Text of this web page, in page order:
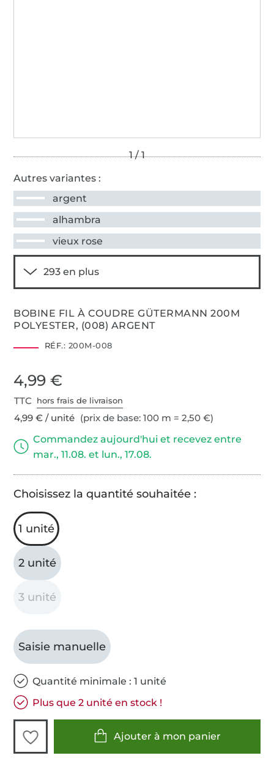
Autres variantes :
argent
alhambra
vieux rose
BOBINE FIL À COUDRE GÜTERMANN 200M
POLYESTER, (008) ARGENT
RÉF.: 200M-008
4,99 €
TTC hors frais de livraison
4,99 € / unité (prix de base: 100 m = 2,50 €)
Commandez aujourd'hui et recevez entre
mar., 11.08. et lun., 17.08.
Choisissez la quantité souhaitée :
1 unité
2 unité
3 unité
Saisie manuelle
Quantité minimale : 1 unité
Plus que 2 unité en stock !
Ajouter à mon panier